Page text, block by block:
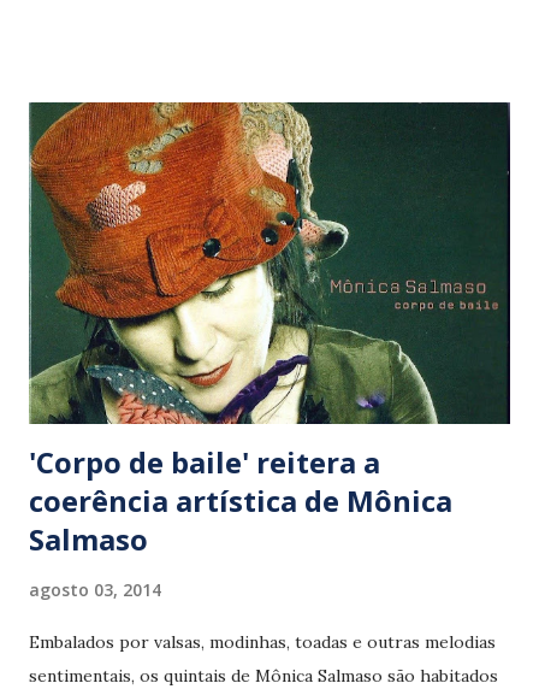
(Dominguinhos/ Gilberto Gil), ‘Zumbi’ e ‘Domingo 23’
(Jorge Ben Jor), ‘Traduzir-se’ (Ferreira Gullar/ Fagner) e
‘Oração ao tempo’ (Caetano Veloso) – um dos grandes
momentos do show, já no bis. Cantora de voz firme e
singular, Benneditto recebe as Caixeiras do Divino da Casa
Fanti Ashanti, cantadeiras do Maranhão com quem
“aprendeu a cantar” e divide momentos de delicada
religiosidade. Na pluralidade da música popular brasileira
Rita Benneditto tem um honroso e especial lugar.
'Corpo de baile' reitera a
coerência artística de Mônica
Salmaso
agosto 03, 2014
Embalados por valsas, modinhas, toadas e outras melodias
sentimentais, os quintais de Mônica Salmaso são habitados